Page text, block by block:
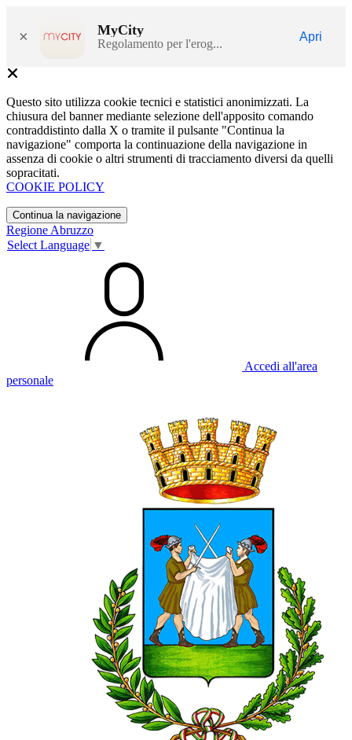
× MyCity
Regolamento per l'erog...
Apri
Questo sito utilizza cookie tecnici e statistici anonimizzati. La
chiusura del banner mediante selezione dell'apposito comando
contraddistinto dalla X o tramite il pulsante "Continua la
navigazione" comporta la continuazione della navigazione in
assenza di cookie o altri strumenti di tracciamento diversi da quelli
sopracitati.
COOKIE POLICY
Continua la navigazione
Regione Abruzzo
Select Language ▼
Accedi all'area
personale